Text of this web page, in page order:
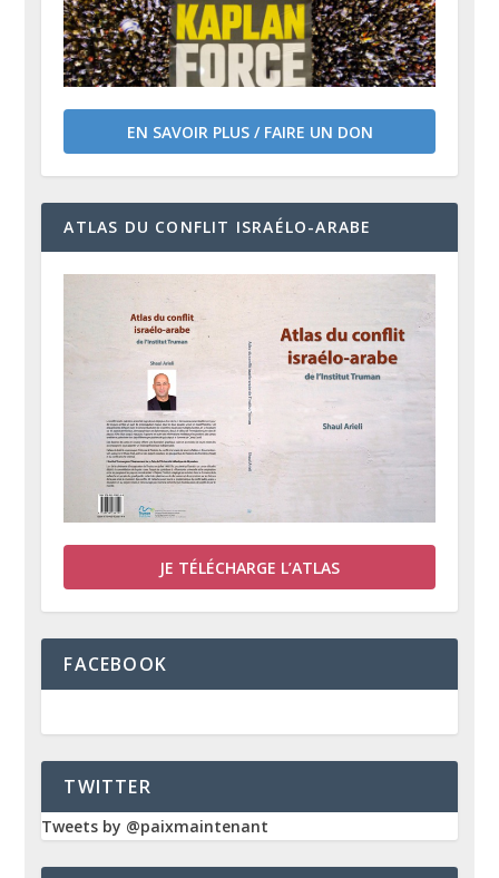
EN SAVOIR PLUS / FAIRE UN DON
ATLAS DU CONFLIT ISRAÉLO-ARABE
JE TÉLÉCHARGE L’ATLAS
FACEBOOK
TWITTER
Tweets by @paixmaintenant